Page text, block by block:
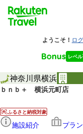
神奈川県横浜
ｂｎｂ＋ 横浜元町店
ふるさと納税対象
施設紹介 プラン